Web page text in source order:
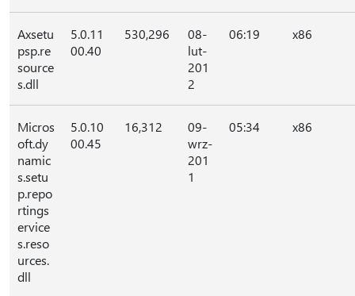
Axsetu
psp.re
source
s.dll
5.0.11
00.40
530,296
08-
lut-
201
2
06:19 x86
Micros
oft.dy
namic
s.setu
p.repo
rtings
ervice
s.reso
urces.
dll
5.0.10
00.45
16,312
09-
wrz-
201
1
05:34 x86